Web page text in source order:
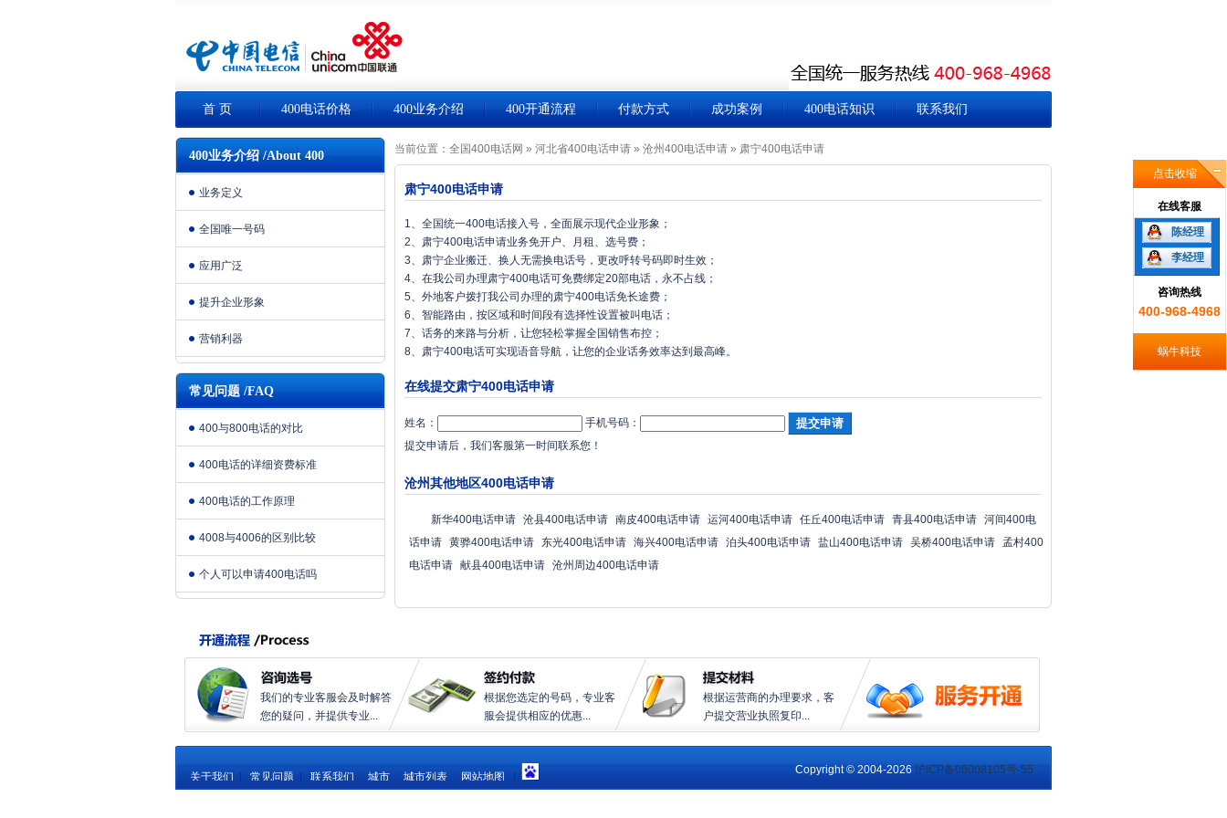
首 页 400电话价格 400业务介绍 400开通流程 付款方式 成功案例 400电话知识 联系我们
400业务介绍 /About 400
业务定义
全国唯一号码
应用广泛
提升企业形象
营销利器
常见问题 /FAQ
400与800电话的对比
400电话的详细资费标准
400电话的工作原理
4008与4006的区别比较
个人可以申请400电话吗
当前位置： 全国400电话网 » 河北省400电话申请 » 沧州400电话申请 » 肃宁400电话申请
肃宁400电话申请
1、全国统一400电话接入号，全面展示现代企业形象；
2、肃宁400电话申请业务免开户、月租、选号费；
3、肃宁企业搬迁、换人无需换电话号，更改呼转号码即时生效；
4、在我公司办理肃宁400电话可免费绑定20部电话，永不占线；
5、外地客户拨打我公司办理的肃宁400电话免长途费；
6、智能路由，按区域和时间段有选择性设置被叫电话；
7、话务的来路与分析，让您轻松掌握全国销售布控；
8、肃宁400电话可实现语音导航，让您的企业话务效率达到最高峰。
在线提交肃宁400电话申请
姓名：
手机号码：
提交申请后，我们客服第一时间联系您！
沧州其他地区400电话申请
新华400电话申请 沧县400电话申请 南皮400电话申请 运河400电话申请 任丘400电话申请 青县400电话申请 河间400电
话申请 黄骅400电话申请 东光400电话申请 海兴400电话申请 泊头400电话申请 盐山400电话申请 吴桥400电话申请 孟村400
电话申请 献县400电话申请 沧州周边400电话申请
我们的专业客服会及时解答
您的疑问，并提供专业...
根据您选定的号码，专业客
服会提供相应的优惠...
根据运营商的办理要求，客
户提交营业执照复印...
关于我们 常见问题 联系我们 城市 城市列表 网站地图
点击收缩
在线客服
陈经理
李经理
咨询热线
400-968-4968
蜗牛科技
Copyright © 2004-2026 沪ICP备08008105号-55